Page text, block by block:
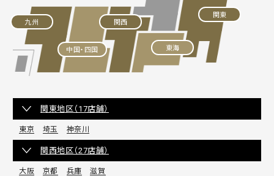
関東
東海
関西
中国・四国
九州
関東地区（17店舗）
東京 埼玉 神奈川
関西地区（27店舗）
大阪 京都 兵庫 滋賀